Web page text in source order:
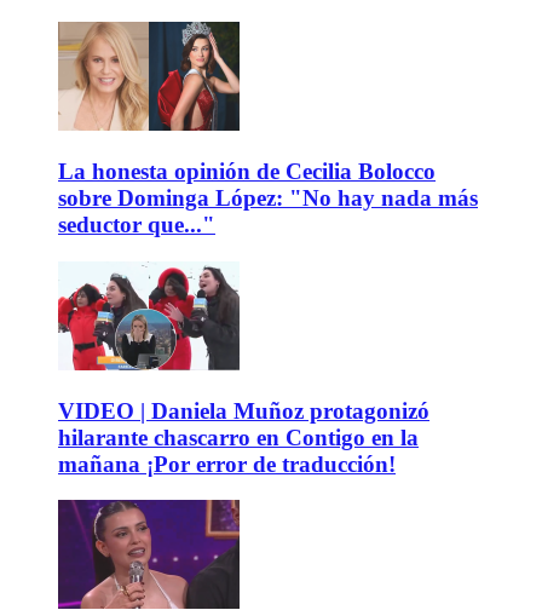
La honesta opinión de Cecilia Bolocco
sobre Dominga López: "No hay nada más
seductor que..."
VIDEO | Daniela Muñoz protagonizó
hilarante chascarro en Contigo en la
mañana ¡Por error de traducción!